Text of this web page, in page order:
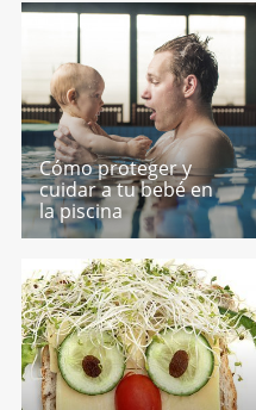
Cómo proteger y
cuidar a tu bebé en
la piscina